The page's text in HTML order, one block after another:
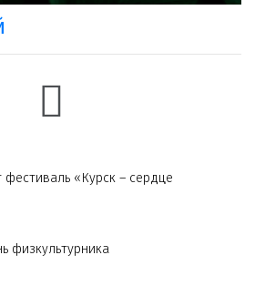
«Курск – сердце
физкультурника